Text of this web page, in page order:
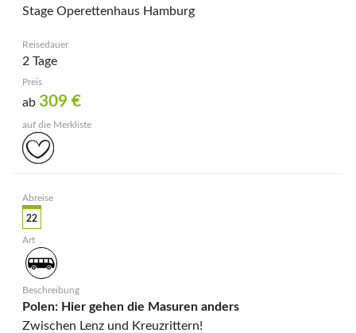
Stage Operettenhaus Hamburg
2 Tage
ab 309 €
22
Polen: Hier gehen die Masuren anders
Zwischen Lenz und Kreuzrittern!